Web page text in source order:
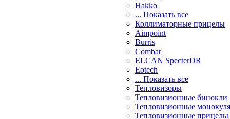
Hakko
... Показать все
Коллиматорные прицелы
Aimpoint
Burris
Combat
ELCAN SpecterDR
Eotech
... Показать все
Тепловизоры
Тепловизионные бинокли
Тепловизионные
Тепловизионные прицелы